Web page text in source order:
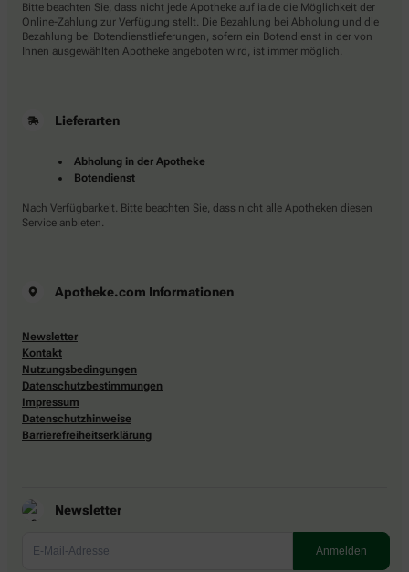
Bitte beachten Sie, dass nicht jede Apotheke auf ia.de die Möglichkeit der
Online-Zahlung zur Verfügung stellt. Die Bezahlung bei Abholung und die
Bezahlung bei Botendienstlieferungen, sofern ein Botendienst in der von
Ihnen ausgewählten Apotheke angeboten wird, ist immer möglich.
Lieferarten
Abholung in der Apotheke
Botendienst
Nach Verfügbarkeit. Bitte beachten Sie, dass nicht alle Apotheken diesen
Service anbieten.
Apotheke.com Informationen
Newsletter
Kontakt
Nutzungsbedingungen
Datenschutzbestimmungen
Impressum
Datenschutzhinweise
Barrierefreiheitserklärung
Newsletter